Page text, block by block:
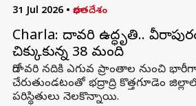
31 Jul 2026 • భారతదేశం
Charla: గోదావరి ఉద్ధృతి..
చిక్కుకున్న 38 మంది
గోదావరి నదికి ఎగువ ప్రాంతాల నుంచి
చేరుతుండటంతో భద్రాద్రి కొత్తగూడెం
పరిస్థితులు నెలకొన్నాయి.